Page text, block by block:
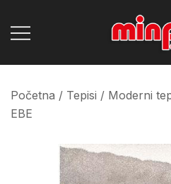
Minpro
Početna / Tepisi / Moderni
EBE